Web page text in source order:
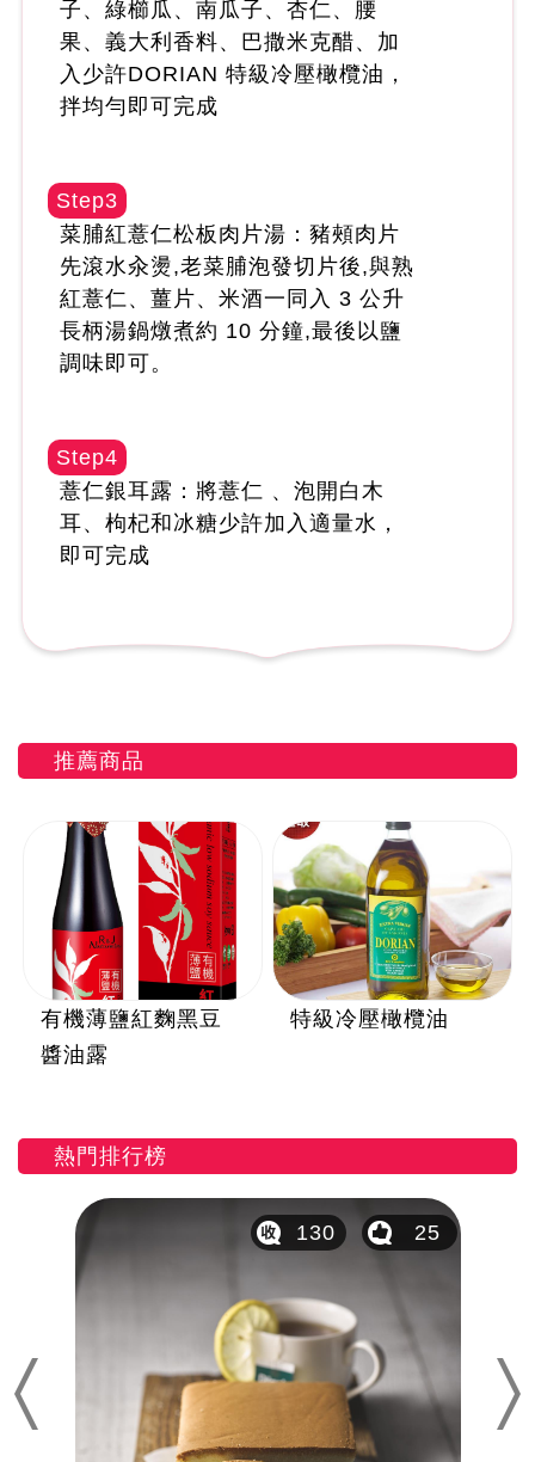
子、綠櫛瓜、南瓜子、杏仁、腰
果、義大利香料、巴撒米克醋、加
入少許DORIAN 特級冷壓橄欖油，
拌均勻即可完成
Step3
菜脯紅薏仁松板肉片湯：豬頰肉片
先滾水汆燙,老菜脯泡發切片後,與熟
紅薏仁、薑片、米酒一同入 3 公升
長柄湯鍋燉煮約 10 分鐘,最後以鹽
調味即可。
Step4
薏仁銀耳露：將薏仁 、泡開白木
耳、枸杞和冰糖少許加入適量水，
即可完成
推薦商品
有機薄鹽紅麴黑豆
醬油露
特級冷壓橄欖油
熱門排行榜
Previous
130 25
Next